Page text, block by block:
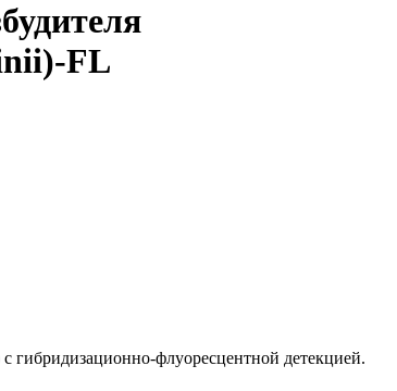
FL
гибридизационно-флуоресцентной детекцией.